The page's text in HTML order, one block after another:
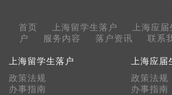
首页 上海留学生落户 上海应
户
服务内容 落户资讯 联系
上海留学生落户
政策法规
办事指南
上海应届
政策法规
办事指南